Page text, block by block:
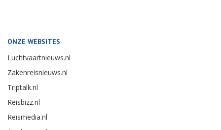
ONZE WEBSITES
Luchtvaartnieuws.nl
Zakenreisnieuws.nl
Triptalk.nl
Reisbizz.nl
Reismedia.nl